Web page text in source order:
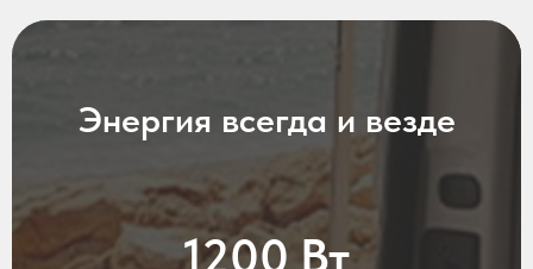
Энергия всегда и везде
1200 Вт